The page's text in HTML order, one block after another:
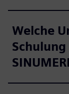
Welche
Schulung